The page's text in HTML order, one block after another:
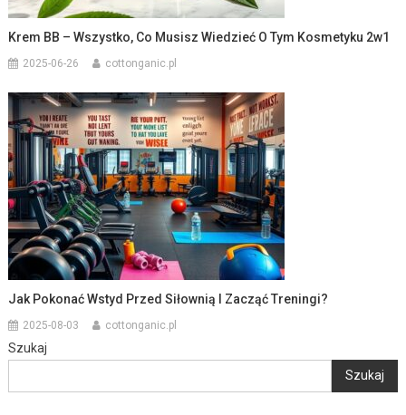
Krem BB – Wszystko, Co Musisz Wiedzieć O Tym Kosmetyku 2w1
2025-06-26 cottonganic.pl
Jak Pokonać Wstyd Przed Siłownią I Zacząć Treningi?
2025-08-03 cottonganic.pl
Szukaj
Szukaj